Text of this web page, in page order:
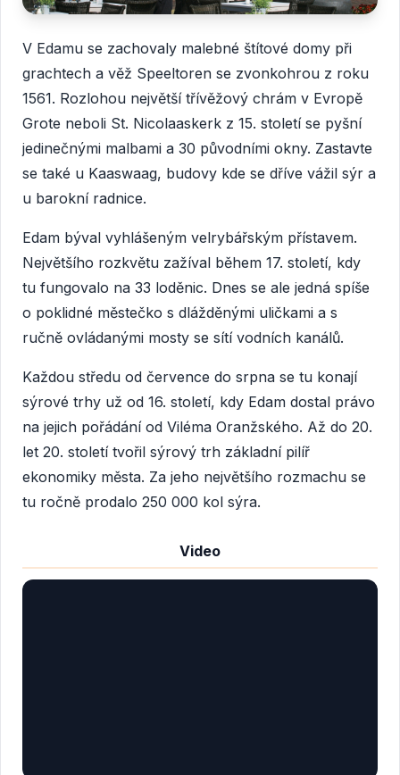
V Edamu se zachovaly malebné štítové domy při
grachtech a věž Speeltoren se zvonkohrou z roku
1561. Rozlohou největší třívěžový chrám v Evropě
Grote neboli St. Nicolaaskerk z 15. století se pyšní
jedinečnými malbami a 30 původními okny. Zastavte
se také u Kaaswaag, budovy kde se dříve vážil sýr a
u barokní radnice.
Edam býval vyhlášeným velrybářským přístavem.
Největšího rozkvětu zažíval během 17. století, kdy
tu fungovalo na 33 loděnic. Dnes se ale jedná spíše
o poklidné městečko s dlážděnými uličkami a s
ručně ovládanými mosty se sítí vodních kanálů.
Každou středu od července do srpna se tu konají
sýrové trhy už od 16. století, kdy Edam dostal právo
na jejich pořádání od Viléma Oranžského. Až do 20.
let 20. století tvořil sýrový trh základní pilíř
ekonomiky města. Za jeho největšího rozmachu se
tu ročně prodalo 250 000 kol sýra.
Video